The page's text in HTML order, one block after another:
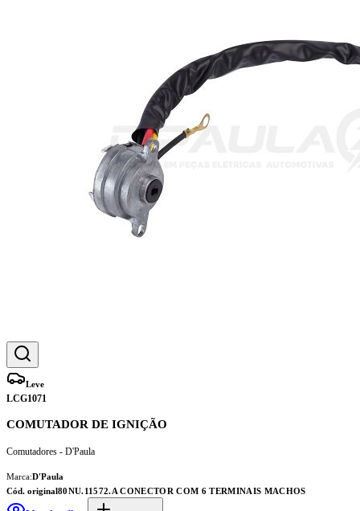
Leve
LCG1071
COMUTADOR DE IGNIÇÃO
Comutadores - D'Paula
Marca:D'Paula
Cód. original80NU.11572.A CONECTOR COM 6 TERMINAIS MACHOS